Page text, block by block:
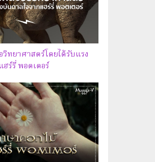
ทยาศาสตร์โดยได้รับแรง
ร์รี่ พอตเตอร์